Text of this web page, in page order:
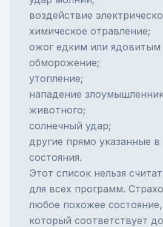
воздействие
химическое отравление;
ожог едким или
обморожение;
утопление;
нападение
животного;
солнечный удар;
другие прямо указанные в
состояния.
Этот список нельзя
для всех программ.
любое похожее состояние,
который соответствует